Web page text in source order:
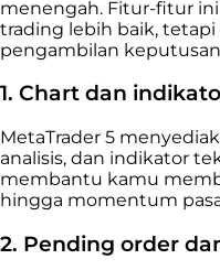
menengah. Fitur-fitur
trading lebih baik,
pengambilan
1. Chart dan
MetaTrader 5
analisis, dan indikator
membantu kamu
hingga momentum
2. Pending order